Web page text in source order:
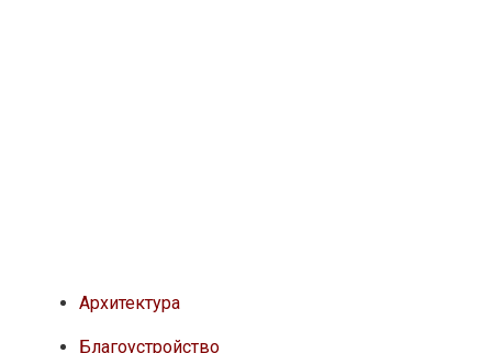
Архитектура
Благоустройство